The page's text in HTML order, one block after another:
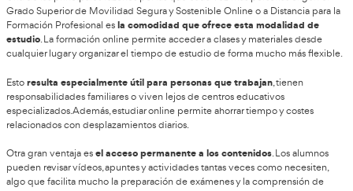
El sector del transporte y la movilidad evoluciona a gran
mantenerte actualizado es fundamental. Con el curso
Superior para la Movilidad Segura y Sostenible,
Optar porAT Academia del Transportistate asegura
integral, con un acompañamiento personalizado y
desde el inicio. Si deseas abrir nuevas puertas
perfil, esta formación tiene el potencial de transformar
laboral.